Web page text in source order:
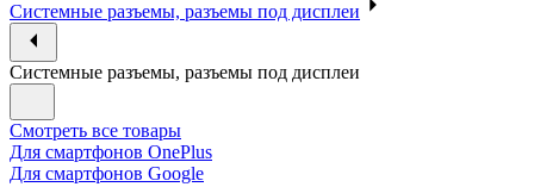
Системные разъемы, разъемы под дисплеи
Системные разъемы, разъемы под дисплеи
Смотреть все товары
Для смартфонов OnePlus
Для смартфонов Google